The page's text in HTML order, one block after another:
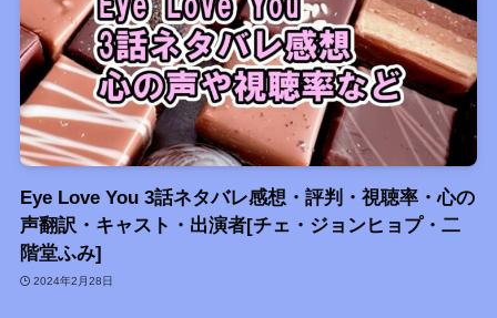
Eye Love You 3話ネタバレ感想・評判・視聴率・心の
声翻訳・キャスト・出演者[チェ・ジョンヒョプ・二
階堂ふみ]
2024年2月28日